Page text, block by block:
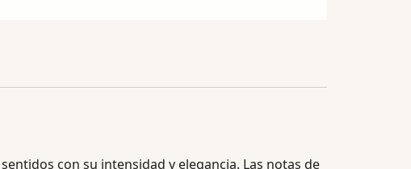
con su intensidad y elegancia. Las notas de